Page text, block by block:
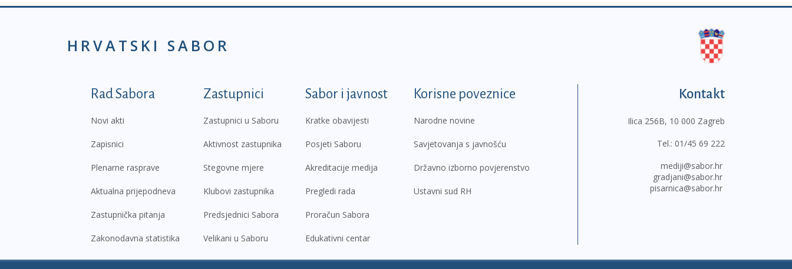
HRVATSKI SABOR
Podnožje prvi izbornik
Rad Sabora
Novi akti
Zapisnici
Plenarne rasprave
Aktualna prijepodneva
Zastupnička pitanja
Zakonodavna statistika
Zastupnici
Zastupnici u Saboru
Aktivnost zastupnika
Stegovne mjere
Klubovi zastupnika
Predsjednici Sabora
Velikani u Saboru
Sabor i javnost
Kratke obavijesti
Posjeti Saboru
Akreditacije medija
Pregledi rada
Proračun Sabora
Edukativni centar
Korisne poveznice
Narodne novine
Savjetovanja s javnošću
Državno izborno povjerenstvo
Ustavni sud RH
Kontakt
Ilica 256B, 10 000 Zagreb
Tel.: 01/45 69 222
mediji@sabor.hr
gradjani@sabor.hr
pisarnica@sabor.hr